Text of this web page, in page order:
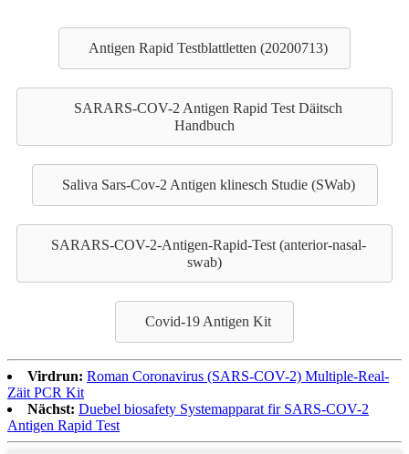
Antigen Rapid Testblattletten (20200713)
SARARS-COV-2 Antigen Rapid Test Däitsch
Handbuch
Saliva Sars-Cov-2 Antigen klinesch Studie (SWab)
SARARS-COV-2-Antigen-Rapid-Test (anterior-nasal-
swab)
Covid-19 Antigen Kit
Virdrun: Roman Coronavirus (SARS-COV-2) Multiple-Real-
Zäit PCR Kit
Nächst: Duebel biosafety Systemapparat fir SARS-COV-2
Antigen Rapid Test